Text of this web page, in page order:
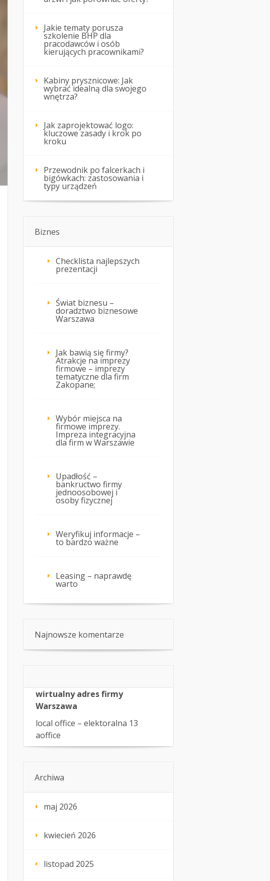
Jakie tematy porusza
szkolenie BHP dla
pracodawców i osób
kierujących pracownikami?
Kabiny prysznicowe: Jak
wybrać idealną dla swojego
wnętrza?
Jak zaprojektować logo:
kluczowe zasady i krok po
kroku
Przewodnik po falcerkach i
bigówkach: zastosowania i
typy urządzeń
Biznes
Checklista najlepszych
prezentacji
Świat biznesu –
doradztwo biznesowe
Warszawa
Jak bawią się firmy?
Atrakcje na imprezy
firmowe – imprezy
tematyczne dla firm
Zakopane;
Wybór miejsca na
firmowe imprezy.
Impreza integracyjna
dla firm w Warszawie
Upadłość –
bankructwo firmy
jednoosobowej i
osoby fizycznej
Weryfikuj informacje –
to bardzo ważne
Leasing – naprawdę
warto
Najnowsze komentarze
wirtualny adres firmy
Warszawa
local office – elektoralna 13
aoffice
Archiwa
maj 2026
kwiecień 2026
listopad 2025